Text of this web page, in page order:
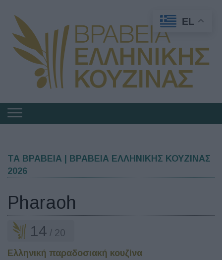
Πλοήγηση
Ελληνικής
Κουζίνας
ΤΑ ΒΡΑΒΕΙΑ | ΒΡΑΒΕΙΑ ΕΛΛΗΝΙΚΗΣ ΚΟΥΖΙΝΑΣ
2026
Pharaoh
14 / 20
Ελληνική παραδοσιακή κουζίνα
EL